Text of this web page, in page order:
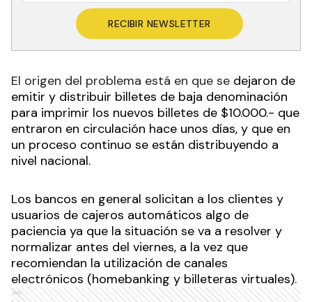
RECIBIR NEWSLETTER
El origen del problema está en que se dejaron de
emitir y distribuir billetes de baja denominación
para imprimir los nuevos billetes de $10.000.- que
entraron en circulación hace unos días, y que en
un proceso continuo se están distribuyendo a
nivel nacional.
Los bancos en general solicitan a los clientes y
usuarios de cajeros automáticos algo de
paciencia ya que la situación se va a resolver y
normalizar antes del viernes, a la vez que
recomiendan la utilización de canales
electrónicos (homebanking y billeteras virtuales).
Ads